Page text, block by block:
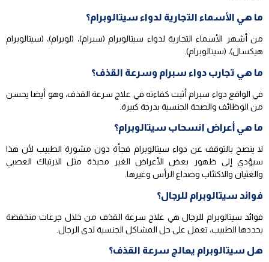
ما هي الأسماء التجارية لدواء سيتالوبرام؟
من أشهر الأسماء التجارية لدواء سيتالوبرام (سبرام)، (لوبرام)، (سيتالوبرام
هيكسال)، (سيتالوبرام).
ما هي تجارب دواء سبرام وسرعة القذف؟
في الواقع دواء سبرام أثبت كفاءته في علاج سرعة القذف، وهو أيضا يحسن
من الوظائف والصحة الجنسية بدرجة كبيرة.
ما هي أعراض انسحاب سيتالوبرام؟
لا ينصح بالتوقف عن دواء سيتالوبرام فجأة دون مشورة الطبيب لأن هذا
سيؤدي إلى ظهور بعض الأعراض الغير محبذة مثل الارتباك العصبي
والغثيان والاكتئاب وصداع الرأس وغيرها.
فوائد سيتالوبرام للرجال؟
فوائد سيتالوبرام للرجال هي علاج سرعة القذف من خلال جرعات منخفضة
يحددها الطبيب، تعمل على حل المشاكل الجنسية لدى الرجال.
هل سيتالوبرام يعالج سرعة القذف؟